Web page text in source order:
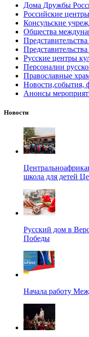
Дома Дружбы
Российские
Консульские
Общества
Русские центры
Персоналии
Православные
Новости,события,
Анонсы
Новости
школа для детей
Русский дом в
Победы
Начала работу